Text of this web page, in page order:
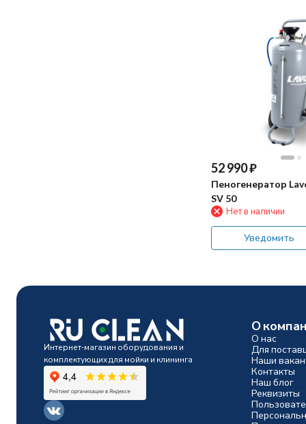
52 990₽
Пеногенератор
SV 50
Нет в наличии
Уведомить
Интернет-магазин оборудования и
комплектующих для мойки и клининга
О
О нас
Для
Наши
Контакты
Наш блог
Реквизиты